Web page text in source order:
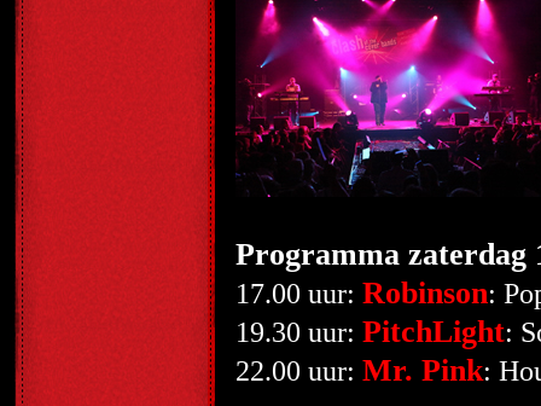
Programma zaterdag
17.00 uur: Robinson:
19.30 uur: PitchLight:
22.00 uur: Mr. Pink: